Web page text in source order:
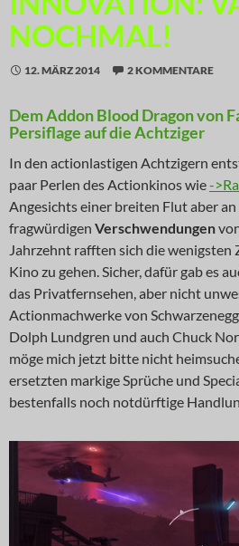
NOCHMAL!
12. MÄRZ 2014 2 KOMMENTARE
Dem Addon Blood Dragon von
Persiflage auf die Achtziger
In den actionlastigen Achtzigern
paar Perlen des Actionkinos wie-
Angesichts einer breiten Flut aber
fragwürdigen Verschwendungen
Jahrzehnt rafften sich die wenigsten
Kino zu gehen. Sicher, dafür gab es
das Privatfernsehen, aber nicht
Actionmachwerke von
Dolph Lundgren und auch Chuck
möge mich jetzt bitte nicht
ersetzten markige Sprüche und
bestenfalls noch notdürftige